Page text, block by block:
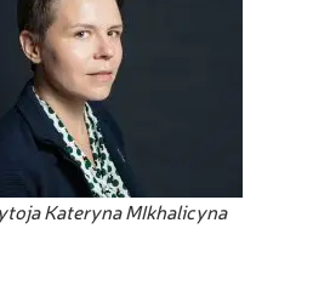
Kateryna MIkhalicyna